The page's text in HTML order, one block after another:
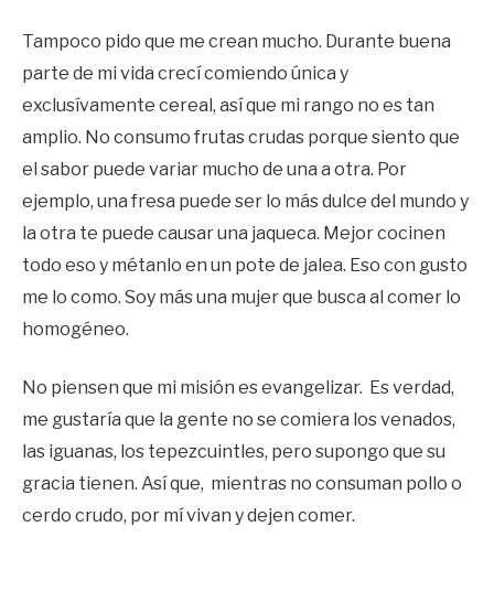
Tampoco pido que me crean mucho. Durante buena
parte de mi vida crecí comiendo única y
exclusívamente cereal, así que mi rango no es tan
amplio. No consumo frutas crudas porque siento que
el sabor puede variar mucho de una a otra. Por
ejemplo, una fresa puede ser lo más dulce del mundo y
la otra te puede causar una jaqueca. Mejor cocinen
todo eso y métanlo en un pote de jalea. Eso con gusto
me lo como. Soy más una mujer que busca al comer lo
homogéneo.
No piensen que mi misión es evangelizar. Es verdad,
me gustaría que la gente no se comiera los venados,
las iguanas, los tepezcuintles, pero supongo que su
gracia tienen. Así que, mientras no consuman pollo o
cerdo crudo, por mí vivan y dejen comer.